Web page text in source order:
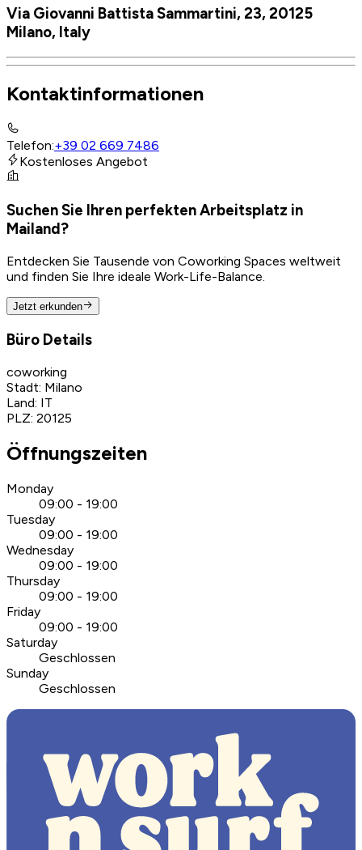
Via Giovanni Battista Sammartini, 23, 20125
Milano, Italy
Kontaktinformationen
Telefon:+39 02 669 7486
Kostenloses Angebot
Suchen Sie Ihren perfekten Arbeitsplatz in
Mailand?
Entdecken Sie Tausende von Coworking Spaces weltweit
und finden Sie Ihre ideale Work-Life-Balance.
Jetzt erkunden
Büro Details
coworking
Stadt: Milano
Land: IT
PLZ: 20125
Öffnungszeiten
Monday
09:00 - 19:00
Tuesday
09:00 - 19:00
Wednesday
09:00 - 19:00
Thursday
09:00 - 19:00
Friday
09:00 - 19:00
Saturday
Geschlossen
Sunday
Geschlossen